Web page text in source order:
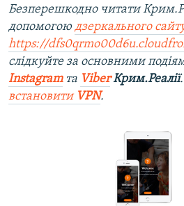
Безперешкодно читати
допомогою дзеркального
https://
слідкуйте за основними
Instagramта ViberКрим.Реалії
встановити VPN.